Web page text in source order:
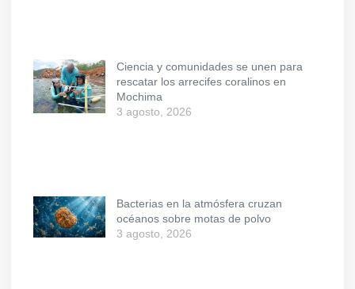
Ciencia y comunidades se unen para
rescatar los arrecifes coralinos en
Mochima
3 agosto, 2026
Bacterias en la atmósfera cruzan
océanos sobre motas de polvo
3 agosto, 2026